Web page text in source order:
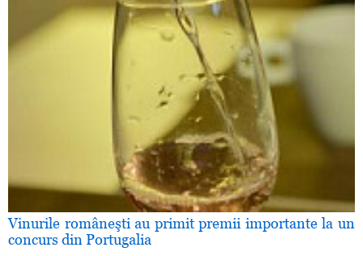
Vinurile româneşti au primit premii importante la un
concurs din Portugalia